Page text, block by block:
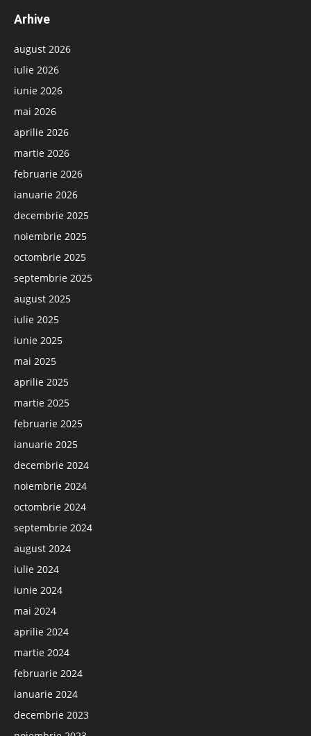
Arhive
august 2026
iulie 2026
iunie 2026
mai 2026
aprilie 2026
martie 2026
februarie 2026
ianuarie 2026
decembrie 2025
noiembrie 2025
octombrie 2025
septembrie 2025
august 2025
iulie 2025
iunie 2025
mai 2025
aprilie 2025
martie 2025
februarie 2025
ianuarie 2025
decembrie 2024
noiembrie 2024
octombrie 2024
septembrie 2024
august 2024
iulie 2024
iunie 2024
mai 2024
aprilie 2024
martie 2024
februarie 2024
ianuarie 2024
decembrie 2023